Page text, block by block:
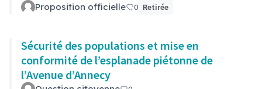
Proposition officielle 0 Retirée
Sécurité des populations et mise en
conformité de l’esplanade piétonne de
l’Avenue d’Annecy